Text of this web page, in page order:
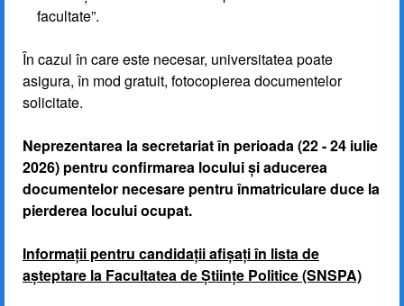
facultate”.
În cazul în care este necesar, universitatea poate
asigura, în mod gratuit, fotocopierea documentelor
solicitate.
Neprezentarea la secretariat în perioada (22 - 24 iulie
2026) pentru confirmarea locului și aducerea
documentelor necesare pentru înmatriculare duce la
pierderea locului ocupat.
Informații pentru candidații afișați în lista de
așteptare la Facultatea de Științe Politice (SNSPA)